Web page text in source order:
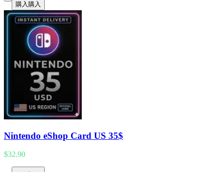
購入購入
Nintendo eShop Card US 35$
$32.90